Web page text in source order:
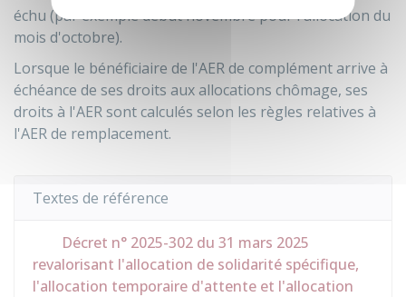
échu (par exemple début novembre pour l'allocation du
mois d'octobre).
Lorsque le bénéficiaire de l'AER de complément arrive à
échéance de ses droits aux allocations chômage, ses
droits à l'AER sont calculés selon les règles relatives à
l'AER de remplacement.
Textes de référence
Décret n° 2025-302 du 31 mars 2025
revalorisant l'allocation de solidarité spécifique,
l'allocation temporaire d'attente et l'allocation